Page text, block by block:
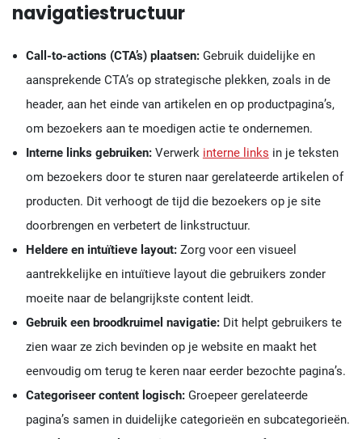
navigatiestructuur
Call-to-actions (CTA’s) plaatsen:Gebruik duidelijke en
aansprekende CTA’s op strategische plekken, zoals in de
header, aan het einde van artikelen en op productpagina’s,
om bezoekers aan te moedigen actie te ondernemen.
Interne links gebruiken:Verwerk interne links in je teksten
om bezoekers door te sturen naar gerelateerde artikelen of
producten. Dit verhoogt de tijd die bezoekers op je site
doorbrengen en verbetert de linkstructuur.
Heldere en intuïtieve layout:Zorg voor een visueel
aantrekkelijke en intuïtieve layout die gebruikers zonder
moeite naar de belangrijkste content leidt.
Gebruik een broodkruimel navigatie:Dit helpt gebruikers te
zien waar ze zich bevinden op je website en maakt het
eenvoudig om terug te keren naar eerder bezochte pagina’s.
Categoriseer content logisch:Groepeer gerelateerde
pagina’s samen in duidelijke categorieën en subcategorieën.